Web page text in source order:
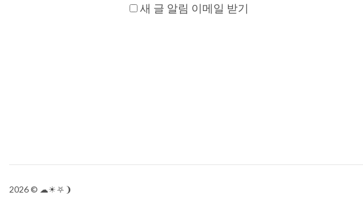
새 글 알림 이메일 받기
2026© ☁︎☀︎⛧❩